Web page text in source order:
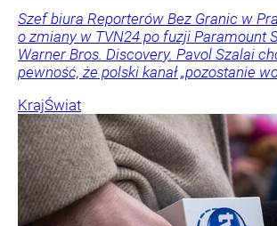
Szef biura Reporterów Bez Granic w
o zmiany w TVN24 po fuzji Paramount
Warner Bros. Discovery. Pavol Szalai
pewność, że polski kanał „pozostanie
KrajŚwiat